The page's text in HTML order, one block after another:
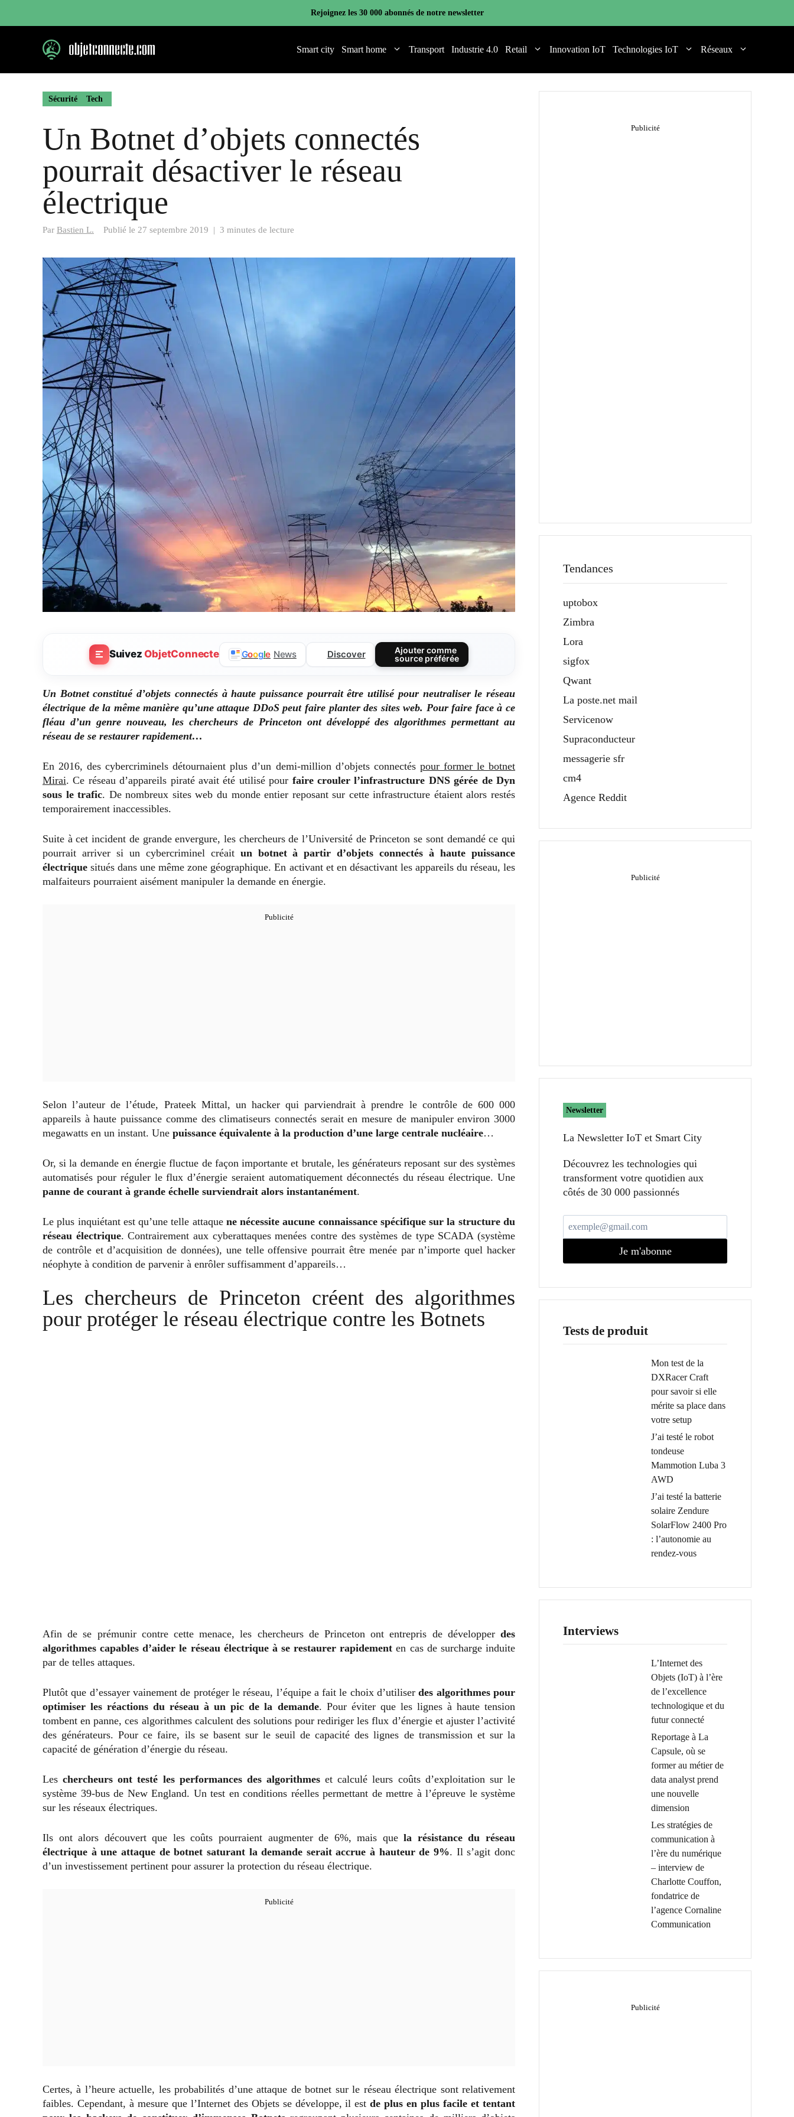
Rejoignez les 30 000 abonnés de notre newsletter
Smart city Smart home Transport Industrie 4.0 Retail Innovation IoT Technologies IoT Réseaux
Sécurité Tech
Un Botnet d’objets connectés
pourrait désactiver le réseau
électrique
Par Bastien L. Publié le 27 septembre 2019 | 3 minutes de lecture
SuivezObjetConnecte Google News Discover
Ajouter comme
source préférée
Un Botnet constitué d’objets connectés à haute puissance pourrait être utilisé pour neutraliser le réseau
électrique de la même manière qu’une attaque DDoS peut faire planter des sites web. Pour faire face à ce
fléau d’un genre nouveau, les chercheurs de Princeton ont développé des algorithmes permettant au
réseau de se restaurer rapidement…
En 2016, des cybercriminels détournaient plus d’un demi-million d’objets connectés pour former le botnet
Mirai. Ce réseau d’appareils piraté avait été utilisé pour faire crouler l’infrastructure DNS gérée de Dyn
sous le trafic. De nombreux sites web du monde entier reposant sur cette infrastructure étaient alors restés
temporairement inaccessibles.
Suite à cet incident de grande envergure, les chercheurs de l’Université de Princeton se sont demandé ce qui
pourrait arriver si un cybercriminel créait un botnet à partir d’objets connectés à haute puissance
électrique situés dans une même zone géographique. En activant et en désactivant les appareils du réseau, les
malfaiteurs pourraient aisément manipuler la demande en énergie.
Selon l’auteur de l’étude, Prateek Mittal, un hacker qui parviendrait à prendre le contrôle de 600 000
appareils à haute puissance comme des climatiseurs connectés serait en mesure de manipuler environ 3000
megawatts en un instant. Une puissance équivalente à la production d’une large centrale nucléaire…
Or, si la demande en énergie fluctue de façon importante et brutale, les générateurs reposant sur des systèmes
automatisés pour réguler le flux d’énergie seraient automatiquement déconnectés du réseau électrique. Une
panne de courant à grande échelle surviendrait alors instantanément.
Le plus inquiétant est qu’une telle attaque ne nécessite aucune connaissance spécifique sur la structure du
réseau électrique. Contrairement aux cyberattaques menées contre des systèmes de type SCADA (système
de contrôle et d’acquisition de données), une telle offensive pourrait être menée par n’importe quel hacker
néophyte à condition de parvenir à enrôler suffisamment d’appareils…
Les chercheurs de Princeton créent des algorithmes
pour protéger le réseau électrique contre les Botnets
Afin de se prémunir contre cette menace, les chercheurs de Princeton ont entrepris de développer des
algorithmes capables d’aider le réseau électrique à se restaurer rapidement en cas de surcharge induite
par de telles attaques.
Plutôt que d’essayer vainement de protéger le réseau, l’équipe a fait le choix d’utiliser des algorithmes pour
optimiser les réactions du réseau à un pic de la demande. Pour éviter que les lignes à haute tension
tombent en panne, ces algorithmes calculent des solutions pour rediriger les flux d’énergie et ajuster l’activité
des générateurs. Pour ce faire, ils se basent sur le seuil de capacité des lignes de transmission et sur la
capacité de génération d’énergie du réseau.
Les chercheurs ont testé les performances des algorithmes et calculé leurs coûts d’exploitation sur le
système 39-bus de New England. Un test en conditions réelles permettant de mettre à l’épreuve le système
sur les réseaux électriques.
Ils ont alors découvert que les coûts pourraient augmenter de 6%, mais quela résistance du réseau
électrique à une attaque de botnet saturant la demande serait accrue à hauteur de 9%. Il s’agit donc
d’un investissement pertinent pour assurer la protection du réseau électrique.
Certes, à l’heure actuelle, les probabilités d’une attaque de botnet sur le réseau électrique sont relativement
faibles. Cependant, à mesure que l’Internet des Objets se développe, il estde plus en plus facile et tentant
Tendances
uptobox
Zimbra
Lora
sigfox
Qwant
La poste.net mail
Servicenow
Supraconducteur
messagerie sfr
cm4
Agence Reddit
Newsletter
La Newsletter IoT et Smart City​
Découvrez les technologies qui
transforment votre quotidien aux
côtés de 30 000 passionnés
Je m'abonne
Tests de produit
Mon test de la
DXRacer Craft
pour savoir si elle
mérite sa place dans
votre setup
J’ai testé le robot
tondeuse
Mammotion Luba 3
AWD
J’ai testé la batterie
solaire Zendure
SolarFlow 2400 Pro
: l’autonomie au
rendez-vous
Interviews
L’Internet des
Objets (IoT) à l’ère
de l’excellence
technologique et du
futur connecté
Reportage à La
Capsule, où se
former au métier de
data analyst prend
une nouvelle
dimension
Les stratégies de
communication à
l’ère du numérique
– interview de
Charlotte Couffon,
fondatrice de
l’agence Cornaline
Communication